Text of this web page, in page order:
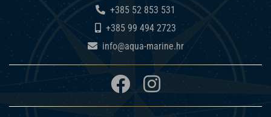
+385 52 853 531
+385 99 494 2723
info@aqua-marine.hr